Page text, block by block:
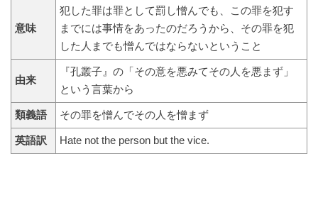
意味
犯した罪は罪として罰し憎んでも、この罪を犯す
までには事情をあったのだろうから、その罪を犯
した人までも憎んではならないということ
由来
『孔叢子』の「その意を悪みてその人を悪まず」
という言葉から
類義語 その罪を憎んでその人を憎まず
英語訳 Hate not the person but the vice.